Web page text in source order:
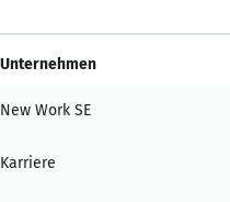
Unternehmen
New Work SE
Karriere